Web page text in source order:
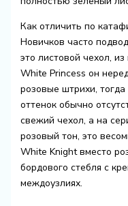
Как отличить по
Новичков часто
это листовой чехол,
White Princess он
розовые штрихи,
оттенок обычно
свежий чехол, а на
розовый тон, это
White Knight вместо
бордового стебля с
междоузлиях.